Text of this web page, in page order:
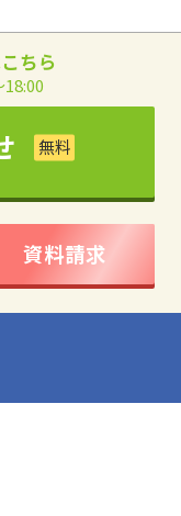
ちら
18:00
資料請求